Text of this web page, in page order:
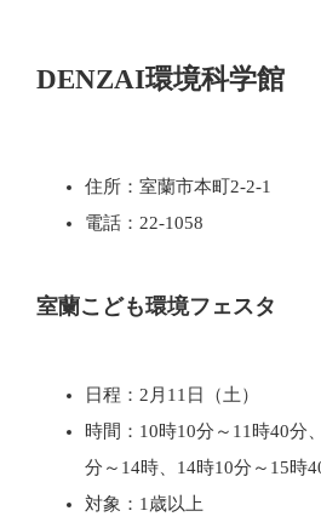
DENZAI環境科学館
住所：室蘭市本町2-2-1
電話：22-1058
室蘭こども環境フェスタ
日程：2月11日（土）
時間：10時10分～11時40分
分～14時、14時10分～15時
対象：1歳以上